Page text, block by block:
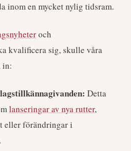
inom en mycket nylig tidsram.
och
kvalificera sig, skulle våra
in:
Detta
lanseringar av nya rutter,
eller förändringar i